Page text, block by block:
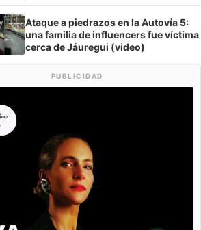
Ataque a piedrazos en la Autovía 5:
una familia de influencers fue víctima
cerca de Jáuregui (video)
PUBLICIDAD